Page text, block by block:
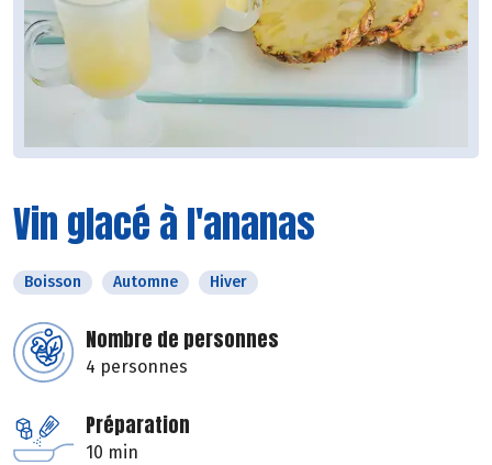
Vin glacé à l'ananas
Boisson Automne Hiver
Nombre de personnes
4 personnes
Préparation
10 min